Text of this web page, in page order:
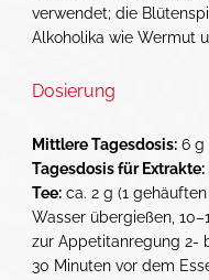
verwendet; die
Alkoholika wie Wermut
Dosierung
Mittlere Tagesdosis: 6 g
Tagesdosis für Extrakte:
Tee: ca. 2 g (1
Wasser übergießen,
zur Appetitanregung 2-
30 Minuten vor dem